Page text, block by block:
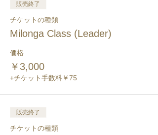
販売終了
チケットの種類
Milonga Class (Leader)
価格
￥3,000
+チケット手数料￥75
販売終了
チケットの種類